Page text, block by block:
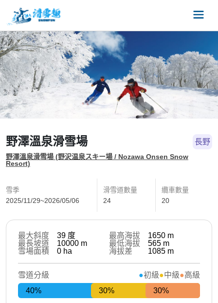
野澤溫泉滑雪場 長野
野澤溫泉滑雪場 (野沢温泉スキー場 / Nozawa Onsen Snow
Resort)
雪季
2025/11/29~2026/05/06
滑雪道數量
24
纜車數量
20
最大斜度 39 度
最長坡道
10000 m
雪場面積
0 ha
最高海拔 1650 m
最低海拔
565 m
海拔差
1085 m
雪道分級 初級 中級
高級
40%
30% 30%